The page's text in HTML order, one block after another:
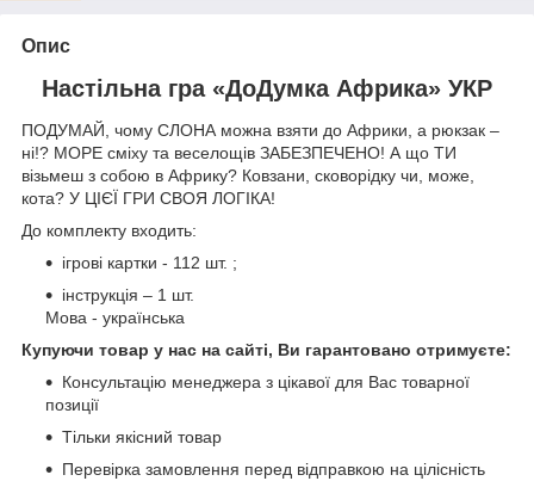
Опис
Настільна гра «ДоДумка Африка» УКР
ПОДУМАЙ, чому СЛОНА можна взяти до Африки, а рюкзак –
ні!? МОРЕ сміху та веселощів ЗАБЕЗПЕЧЕНО! А що ТИ
візьмеш з собою в Африку? Ковзани, сковорідку чи, може,
кота? У ЦІЄЇ ГРИ СВОЯ ЛОГІКА!
До комплекту входить:
ігрові картки - 112 шт. ;
інструкція – 1 шт.
Мова - українська
Купуючи товар у нас на сайті, Ви гарантовано отримуєте:
Консультацію менеджера з цікавої для Вас товарної
позиції
Тільки якісний товар
Перевірка замовлення перед відправкою на цілісність